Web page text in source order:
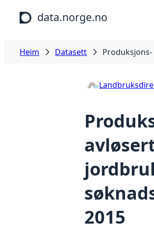
Hopp til hovudinnhald
data.norge.no
Heim Datasett
2015